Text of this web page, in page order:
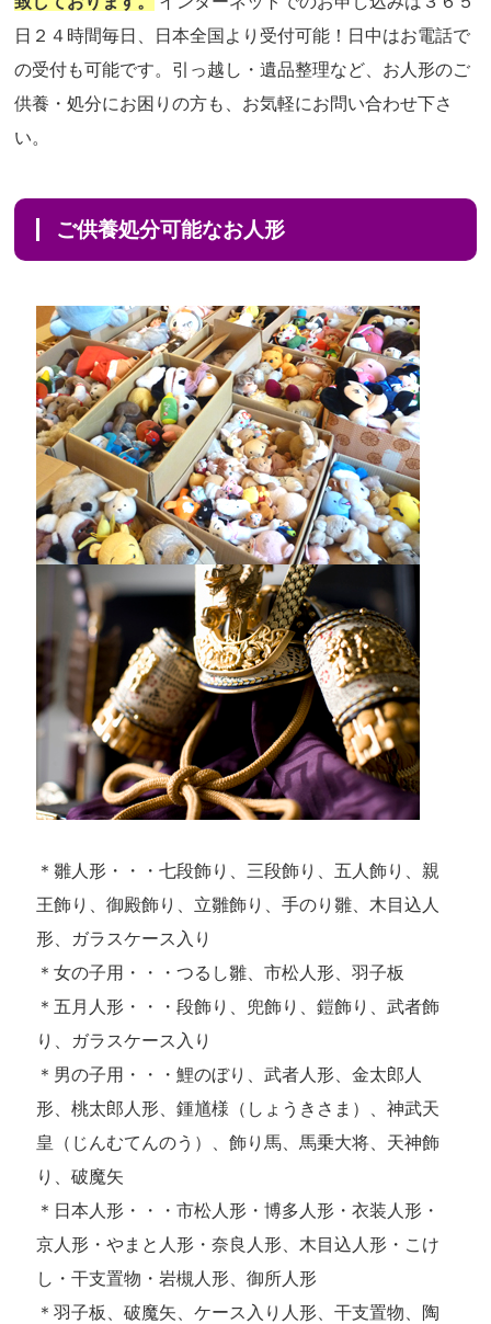
日２４時間毎日、日本全国より受付可能！日中はお電話で
の受付も可能です。引っ越し・遺品整理など、お人形のご
供養・処分にお困りの方も、お気軽にお問い合わせ下さ
い。
ご供養処分可能なお人形
＊雛人形・・・七段飾り、三段飾り、五人飾り、親
王飾り、御殿飾り、立雛飾り、手のり雛、木目込人
形、ガラスケース入り
＊女の子用・・・つるし雛、市松人形、羽子板
＊五月人形・・・段飾り、兜飾り、鎧飾り、武者飾
り、ガラスケース入り
＊男の子用・・・鯉のぼり、武者人形、金太郎人
形、桃太郎人形、鍾馗様（しょうきさま）、神武天
皇（じんむてんのう）、飾り馬、馬乗大将、天神飾
り、破魔矢
＊日本人形・・・市松人形・博多人形・衣装人形・
京人形・やまと人形・奈良人形、木目込人形・こけ
し・干支置物・岩槻人形、御所人形
＊羽子板、破魔矢、ケース入り人形、干支置物、陶